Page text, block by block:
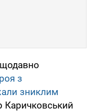
з
зниклим
Каричковський